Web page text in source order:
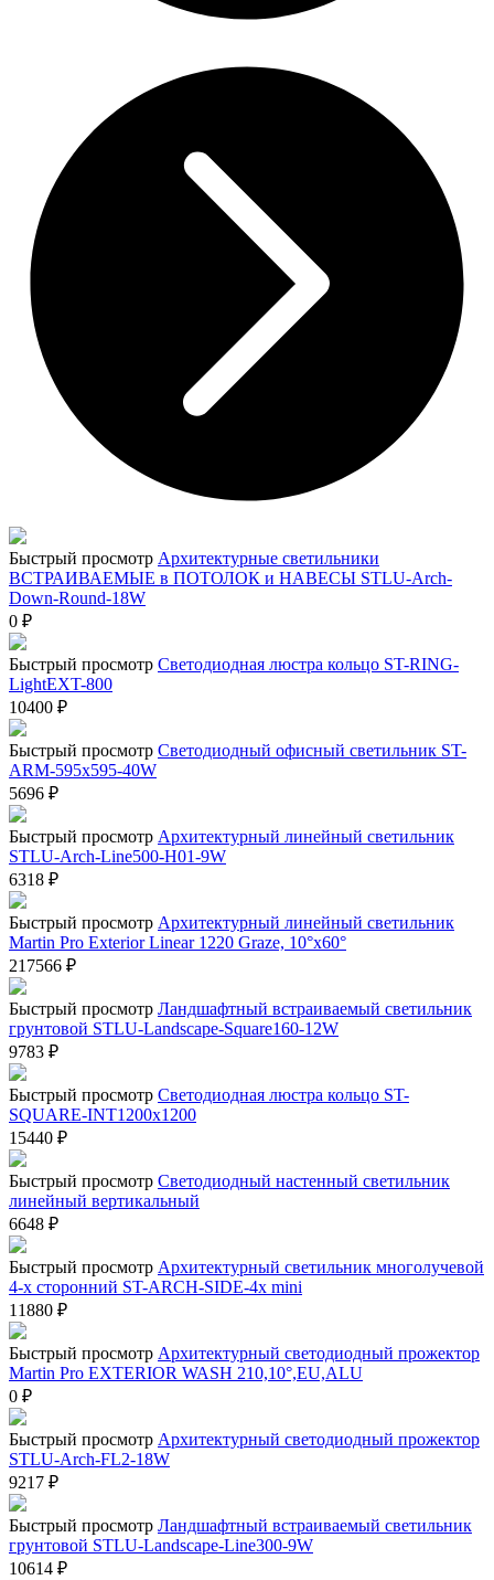
Быстрый просмотр Архитектурные светильники
ВСТРАИВАЕМЫЕ в ПОТОЛОК и НАВЕСЫ STLU-Arch-
Down-Round-18W
0 ₽
Быстрый просмотр Светодиодная люстра кольцо ST-RING-
LightEXT-800
10400 ₽
Быстрый просмотр Светодиодный офисный светильник ST-
ARM-595х595-40W
5696 ₽
Быстрый просмотр Архитектурный линейный светильник
STLU-Arch-Line500-H01-9W
6318 ₽
Быстрый просмотр Архитектурный линейный светильник
Martin Pro Exterior Linear 1220 Graze, 10°x60°
217566 ₽
Быстрый просмотр Ландшафтный встраиваемый светильник
грунтовой STLU-Landscape-Square160-12W
9783 ₽
Быстрый просмотр Светодиодная люстра кольцо ST-
SQUARE-INT1200x1200
15440 ₽
Быстрый просмотр Светодиодный настенный светильник
линейный вертикальный
6648 ₽
Быстрый просмотр Архитектурный светильник многолучевой
4-х сторонний ST-ARCH-SIDE-4x mini
11880 ₽
Быстрый просмотр Архитектурный светодиодный прожектор
Martin Pro EXTERIOR WASH 210,10°,EU,ALU
0 ₽
Быстрый просмотр Архитектурный светодиодный прожектор
STLU-Arch-FL2-18W
9217 ₽
Быстрый просмотр Ландшафтный встраиваемый светильник
грунтовой STLU-Landscape-Line300-9W
10614 ₽